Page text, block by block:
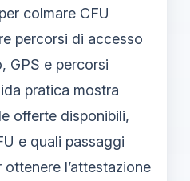
colmare CFU
percorsi di accesso
GPS e percorsi
pratica mostra
offerte disponibili,
e quali passaggi
l’attestazione